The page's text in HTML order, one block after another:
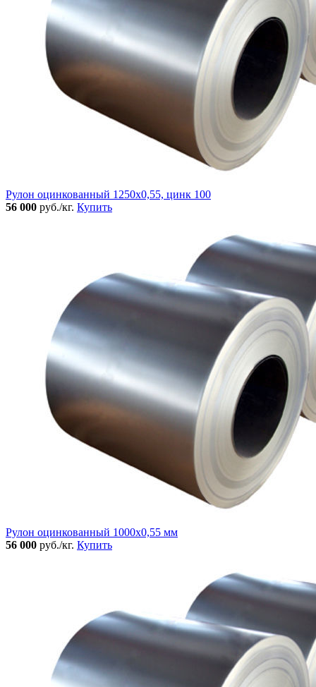
Рулон оцинкованный 1250х0,55, цинк 100
56 000 руб./кг. Купить
Рулон оцинкованный 1000х0,55 мм
56 000 руб./кг. Купить